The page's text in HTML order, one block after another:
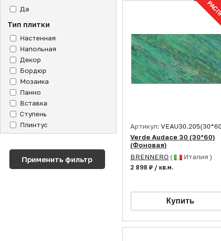
Да
Тип плитки
Настенная
Напольная
Декор
Бордюр
Мозаика
Панно
Вставка
Ступень
Плинтус
Артикул:
Verde Audace 30 (30*60)
(Фоновая)
BRENNERO ( Италия )
2 898 ₽ / кв.м.